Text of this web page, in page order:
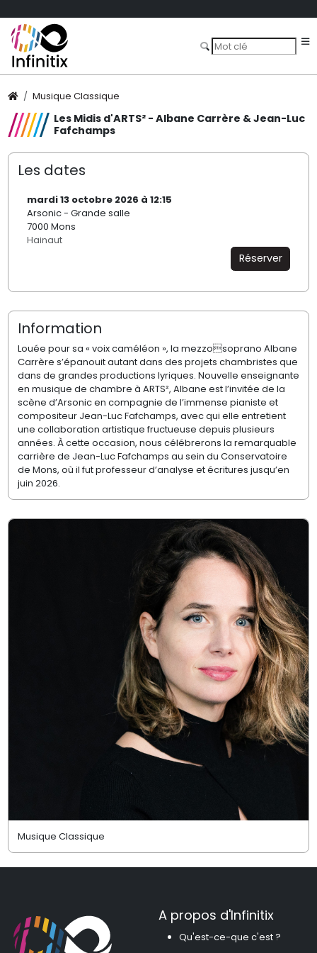
Musique Classique
Les Midis d'ARTS² - Albane Carrère & Jean-Luc
Fafchamps
Les dates
mardi 13 octobre 2026 à 12:15
Arsonic - Grande salle
7000 Mons
Hainaut
Réserver
Information
Louée pour sa « voix caméléon », la mezzosoprano Albane
Carrère s’épanouit autant dans des projets chambristes que
dans de grandes productions lyriques. Nouvelle enseignante
en musique de chambre à ARTS², Albane est l’invitée de la
scène d’Arsonic en compagnie de l’immense pianiste et
compositeur Jean-Luc Fafchamps, avec qui elle entretient
une collaboration artistique fructueuse depuis plusieurs
années. À cette occasion, nous célébrerons la remarquable
carrière de Jean-Luc Fafchamps au sein du Conservatoire
de Mons, où il fut professeur d’analyse et écritures jusqu’en
juin 2026.
Musique Classique
A propos d'Infinitix
Qu'est-ce-que c'est ?